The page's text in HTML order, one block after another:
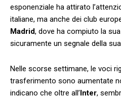
esponenziale ha attirato
italiane, ma anche ⁣dei club
Madrid, dove ha​ compiuto la
sicuramente un ⁢segnale della
Nelle scorse settimane, le voci
trasferimento sono aumentate
indicano che oltre all’Inter,